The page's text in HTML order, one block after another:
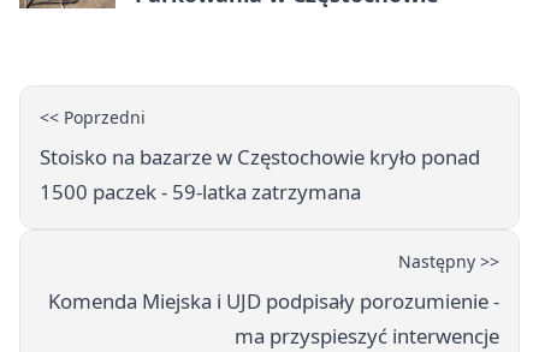
<< Poprzedni
Stoisko na bazarze w Częstochowie kryło ponad
1500 paczek - 59-latka zatrzymana
Następny >>
Komenda Miejska i UJD podpisały porozumienie -
ma przyspieszyć interwencje